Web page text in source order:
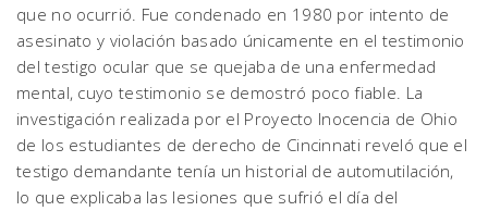
que no ocurrió. Fue condenado en 1980 por intento de
asesinato y violación basado únicamente en el testimonio
del testigo ocular que se quejaba de una enfermedad
mental, cuyo testimonio se demostró poco fiable. La
investigación realizada por el Proyecto Inocencia de Ohio
de los estudiantes de derecho de Cincinnati reveló que el
testigo demandante tenía un historial de automutilación,
lo que explicaba las lesiones que sufrió el día del